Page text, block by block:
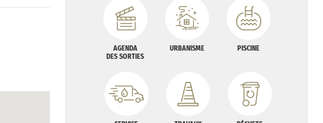
AGENDA
DES SORTIES
URBANISME PISCINE